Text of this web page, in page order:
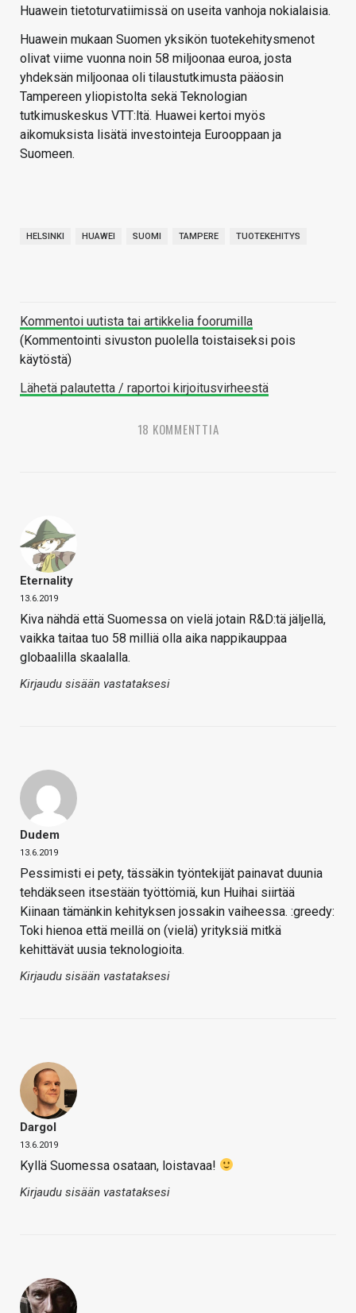
Huawein tietoturvatiimissä on useita vanhoja nokialaisia.
Huawein mukaan Suomen yksikön tuotekehitysmenot
olivat viime vuonna noin 58 miljoonaa euroa, josta
yhdeksän miljoonaa oli tilaustutkimusta pääosin
Tampereen yliopistolta sekä Teknologian
tutkimuskeskus VTT:ltä. Huawei kertoi myös
aikomuksista lisätä investointeja Eurooppaan ja
Suomeen.
HELSINKI HUAWEI SUOMI TAMPERE TUOTEKEHITYS
Kommentoi uutista tai artikkelia foorumilla
(Kommentointi sivuston puolella toistaiseksi pois
käytöstä)
Lähetä palautetta / raportoi kirjoitusvirheestä
18 KOMMENTTIA
Eternality
13.6.2019
Kiva nähdä että Suomessa on vielä jotain R&D:tä jäljellä,
vaikka taitaa tuo 58 milliä olla aika nappikauppaa
globaalilla skaalalla.
Kirjaudu sisään vastataksesi
Dudem
13.6.2019
Pessimisti ei pety, tässäkin työntekijät painavat duunia
tehdäkseen itsestään työttömiä, kun Huihai siirtää
Kiinaan tämänkin kehityksen jossakin vaiheessa. :greedy:
Toki hienoa että meillä on (vielä) yrityksiä mitkä
kehittävät uusia teknologioita.
Kirjaudu sisään vastataksesi
Dargol
13.6.2019
Kyllä Suomessa osataan, loistavaa!
Kirjaudu sisään vastataksesi